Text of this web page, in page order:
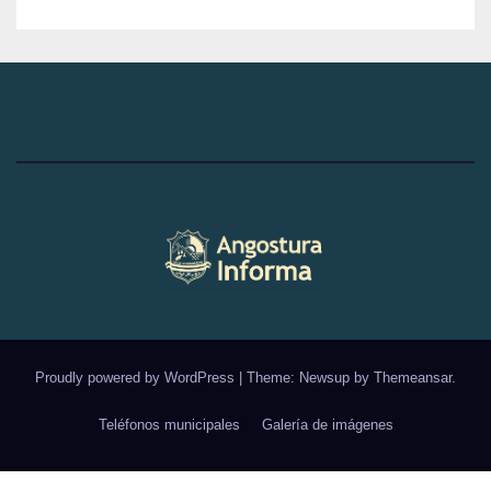
Proudly powered by WordPress | Theme: Newsup by Themeansar.
Teléfonos municipales Galería de imágenes